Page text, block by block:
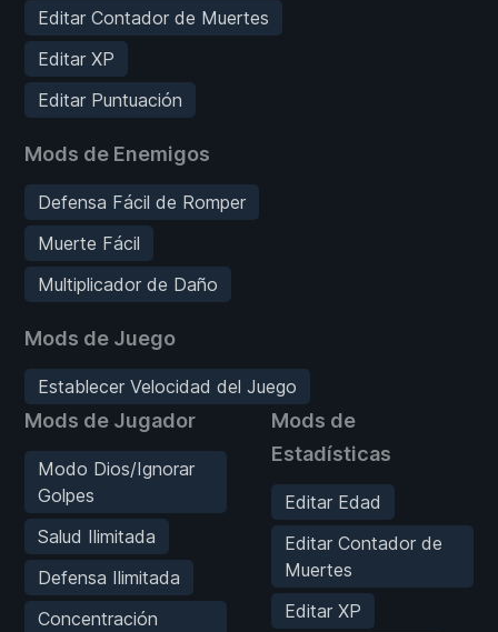
Editar Contador de Muertes
Editar XP
Editar Puntuación
Mods de Enemigos
Defensa Fácil de Romper
Muerte Fácil
Multiplicador de Daño
Mods de Juego
Establecer Velocidad del Juego
Mods de Jugador
Modo Dios/Ignorar
Golpes
Salud Ilimitada
Defensa Ilimitada
Concentración
Mods de
Estadísticas
Editar Edad
Editar Contador de
Muertes
Editar XP